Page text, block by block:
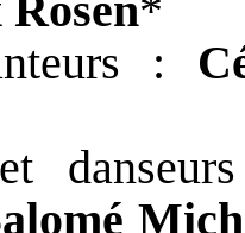
:
et